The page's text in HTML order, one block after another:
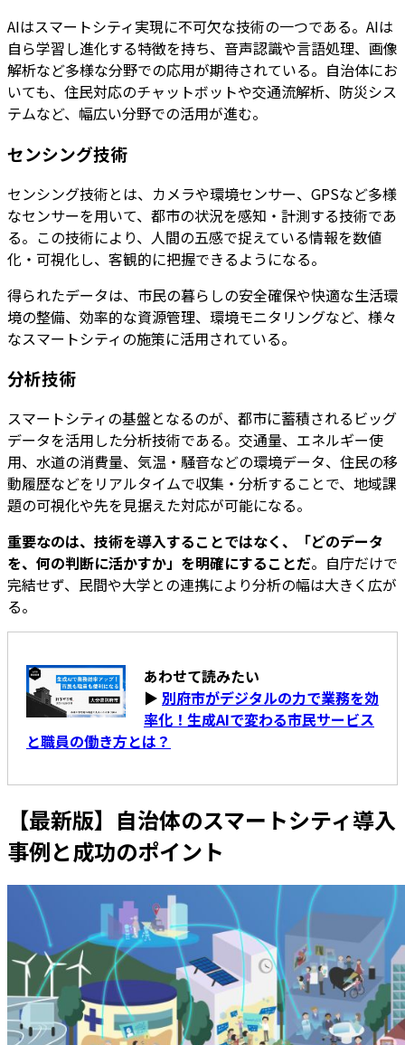
AIはスマートシティ実現に不可欠な技術の一つである。AIは
自ら学習し進化する特徴を持ち、音声認識や言語処理、画像
解析など多様な分野での応用が期待されている。自治体にお
いても、住民対応のチャットボットや交通流解析、防災シス
テムなど、幅広い分野での活用が進む。
センシング技術
センシング技術とは、カメラや環境センサー、GPSなど多様
なセンサーを用いて、都市の状況を感知・計測する技術であ
る。この技術により、人間の五感で捉えている情報を数値
化・可視化し、客観的に把握できるようになる。
得られたデータは、市民の暮らしの安全確保や快適な生活環
境の整備、効率的な資源管理、環境モニタリングなど、様々
なスマートシティの施策に活用されている。
分析技術
スマートシティの基盤となるのが、都市に蓄積されるビッグ
データを活用した分析技術である。交通量、エネルギー使
用、水道の消費量、気温・騒音などの環境データ、住民の移
動履歴などをリアルタイムで収集・分析することで、地域課
題の可視化や先を見据えた対応が可能になる。
重要なのは、技術を導入することではなく、「どのデータ
を、何の判断に活かすか」を明確にすることだ。自庁だけで
完結せず、民間や大学との連携により分析の幅は大きく広が
る。
あわせて読みたい
▶ 別府市がデジタルの力で業務を効
率化！生成AIで変わる市民サービス
と職員の働き方とは？
【最新版】自治体のスマートシティ導入
事例と成功のポイント